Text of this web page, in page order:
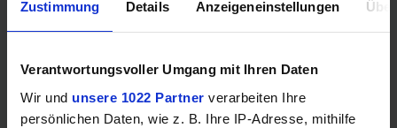
Zustimmung Details Anzeigeneinstellungen
Verantwortungsvoller Umgang mit Ihren Daten
Wir und unsere 1022 Partner verarbeiten Ihre
persönlichen Daten, wie z. B. Ihre IP-Adresse, mithilfe